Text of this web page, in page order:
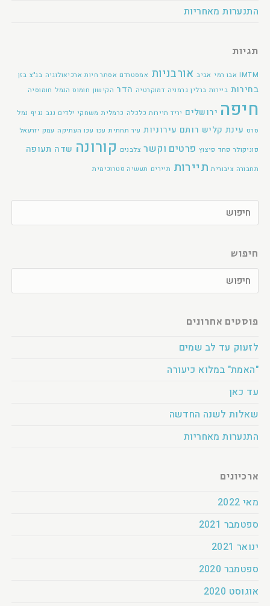
התנערות מאחריות
תגיות
IMTM אבו רמי אביב אורבניות אמסטרדם אסתר חיות ארכיאולוגיה בג"צ בזן
בחירות ביירות ברלין גרמניה דמוקרטיה הדר הקישון חומוס הנמל חומוסיה
חיפה ירושלים יריד תיירות כלכלה כרמלית משחקי ילדים נגב נגיף נמל
סרט עינת קליש רותם עירוניות עיר תחתית עכו עכו העתיקה עמק יזרעאל
פוניקולר פחד פיצוץ פרטים וקשר צלבנים קורונה שדה תעופה
תחבורה ציבורית תיירות תיירים תעשיה פטרוכימית
חיפוש
פוסטים אחרונים
לזעוק עד לב שמים
"האמת" במלוא כיעורה
עד כאן
שאלות לשנה החדשה
התנערות מאחריות
ארכיונים
מאי 2022
ספטמבר 2021
ינואר 2021
ספטמבר 2020
אוגוסט 2020